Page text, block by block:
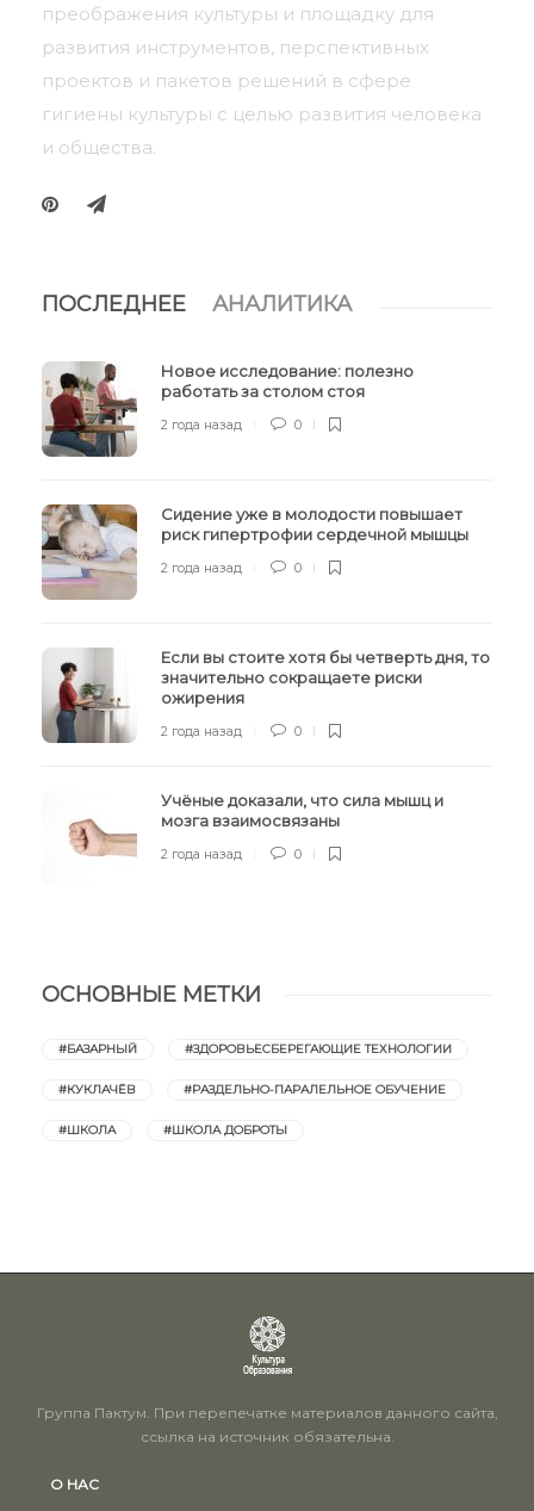
преображения культуры и площадку для
развития инструментов, перспективных
проектов и пакетов решений в сфере
гигиены культуры с целью развития человека
и общества.
ПОСЛЕДНЕЕ АНАЛИТИКА
Новое исследование: полезно
работать за столом стоя
2 года назад 0
Сидение уже в молодости повышает
риск гипертрофии сердечной мышцы
2 года назад 0
Если вы стоите хотя бы четверть дня, то
значительно сокращаете риски
ожирения
2 года назад 0
Учёные доказали, что сила мышц и
мозга взаимосвязаны
2 года назад 0
ОСНОВНЫЕ МЕТКИ
#БАЗАРНЫЙ #ЗДОРОВЬЕСБЕРЕГАЮЩИЕ ТЕХНОЛОГИИ
#КУКЛАЧЁВ #РАЗДЕЛЬНО-ПАРАЛЕЛЬНОЕ ОБУЧЕНИЕ
#ШКОЛА #ШКОЛА ДОБРОТЫ
Группа Пактум. При перепечатке материалов данного сайта,
ссылка на источник обязательна.
О НАС